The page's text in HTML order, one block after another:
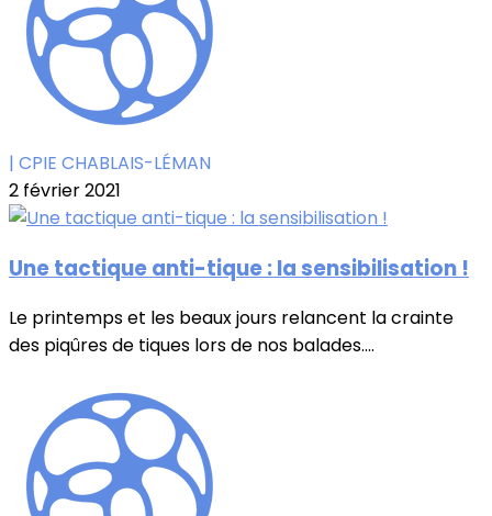
| CPIE CHABLAIS-LÉMAN
2 février 2021
Une tactique anti-tique : la sensibilisation !
Le printemps et les beaux jours relancent la crainte
des piqûres de tiques lors de nos balades....